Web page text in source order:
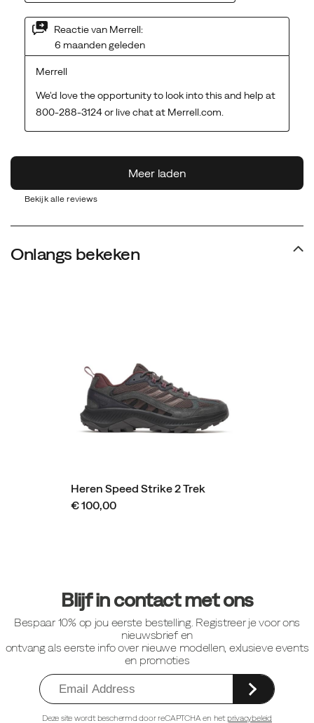
Bekijk alle reviews
Onlangs bekeken
Heren Speed Strike 2 Trek
€ 100,00
Blijf in contact met ons
Bespaar 10% op jou eerste bestelling. Registreer je voor ons
nieuwsbrief en
ontvang als eerste info over nieuwe modellen, exlusieve events
en promoties
Deze site wordt beschermd door reCAPTCHA en het privacybeleid